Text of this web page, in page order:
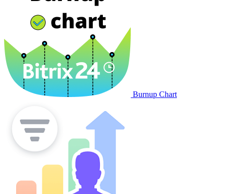
Burnup Chart